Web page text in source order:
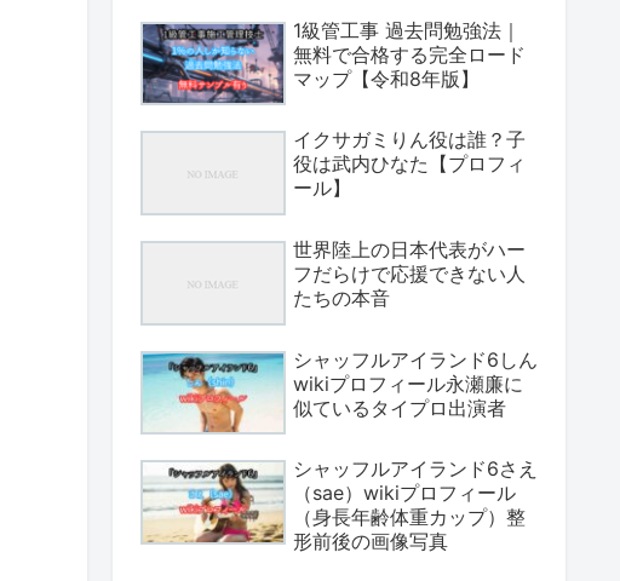
1級管工事 過去問勉強法｜
無料で合格する完全ロード
マップ【令和8年版】
イクサガミりん役は誰？子
役は武内ひなた【プロフィ
ール】
世界陸上の日本代表がハー
フだらけで応援できない人
たちの本音
シャッフルアイランド6しん
wikiプロフィール永瀬廉に
似ているタイプロ出演者
シャッフルアイランド6さえ
（sae）wikiプロフィール
（身長年齢体重カップ）整
形前後の画像写真